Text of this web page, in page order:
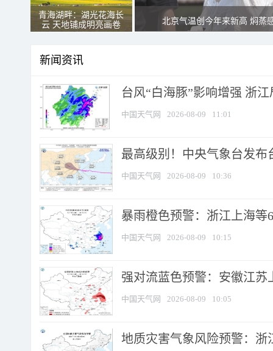
青海湖畔：湖光花海长
云 天地铺成明亮画卷
北京气温创今年来新高 焖蒸
新闻资讯
台风“白海豚”影响增强 浙
中国天气网 2026-08-09 11:01
最高级别！中央气象台发布
中国天气网 2026-08-09 10:36
暴雨橙色预警：浙江上海等
中国天气网 2026-08-09 10:15
强对流蓝色预警：安徽江苏
中国天气网 2026-08-09 10:05
地质灾害气象风险预警：浙